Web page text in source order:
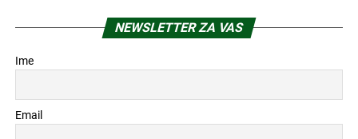
NEWSLETTER ZA VAS
Ime
Email